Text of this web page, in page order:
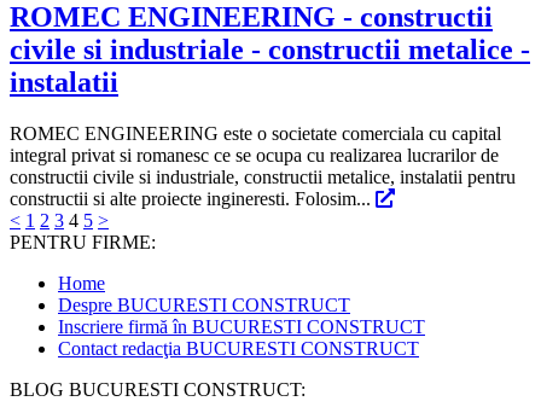
ROMEC ENGINEERING - constructii
civile si industriale - constructii metalice -
instalatii
ROMEC ENGINEERING este o societate comerciala cu capital
integral privat si romanesc ce se ocupa cu realizarea lucrarilor de
constructii civile si industriale, constructii metalice, instalatii pentru
constructii si alte proiecte ingineresti. Folosim...
< 1 2 3 4 5 >
PENTRU FIRME:
Home
Despre BUCURESTI CONSTRUCT
Inscriere firmă în BUCURESTI CONSTRUCT
Contact redacţia BUCURESTI CONSTRUCT
BLOG BUCURESTI CONSTRUCT: